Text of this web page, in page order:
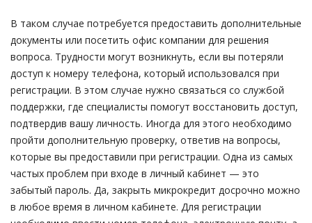
В таком случае потребуется предоставить дополнительные
документы или посетить офис компании для решения
вопроса. Трудности могут возникнуть, если вы потеряли
доступ к номеру телефона, который использовался при
регистрации. В этом случае нужно связаться со службой
поддержки, где специалисты помогут восстановить доступ,
подтвердив вашу личность. Иногда для этого необходимо
пройти дополнительную проверку, ответив на вопросы,
которые вы предоставили при регистрации. Одна из самых
частых проблем при входе в личный кабинет — это
забытый пароль. Да, закрыть микрокредит досрочно можно
в любое время в личном кабинете. Для регистрации